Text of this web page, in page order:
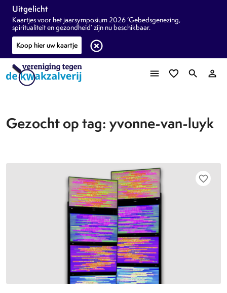
Uitgelicht
Kaartjes voor het jaarsymposium 2026 ‘Gebedsgenezing,
spiritualiteit en gezondheid’ zijn nu beschikbaar.
Koop hier uw kaartje
highlight_off
menu favorite_border search person_outline
Gezocht op tag: yvonne-van-luyk
favorite_border